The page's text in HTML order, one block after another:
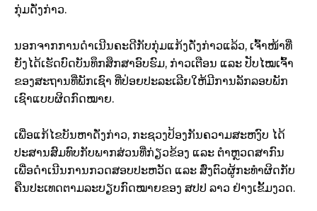
ກຸ່ມດັ່ງກ່າວ.
ນອກຈາກການດຳເນີນຄະດີກັບກຸ່ມແກ້ງດັ່ງກ່າວແລ້ວ, ເຈົ້າໜ້າທີ່
ຍັງໄດ້ເຮັດບົດບັນທຶກສຶກສາອົບຮົມ, ກ່າວເຕືອນ ແລະ ປັບໄໝເຈົ້າ
ຂອງສະຖານທີ່ພັກເຊົາ ທີ່ປ່ອຍປະລະເລີຍໃຫ້ມີການລັກລອບພັກ
ເຊົາແບບຜິດກົດໝາຍ.
ເພື່ອແກ້ໄຂບັນຫາດັ່ງກ່າວ, ກະຊວງປ້ອງກັນຄວາມສະຫງົບ ໄດ້
ປະສານສົມທົບກັບພາກສ່ວນທີ່ກ່ຽວຂ້ອງ ແລະ ຕຳຫຼວດສາກົນ
ເພື່ອດຳເນີນການກວດສອບປະຫວັດ ແລະ ສົ່ງຕົວຜູ້ກະທຳຜິດກັບ
ຄືນປະເທດຕາມລະບຽບກົດໝາຍຂອງ ສປປ ລາວ ຢ່າງເຂັ້ມງວດ.